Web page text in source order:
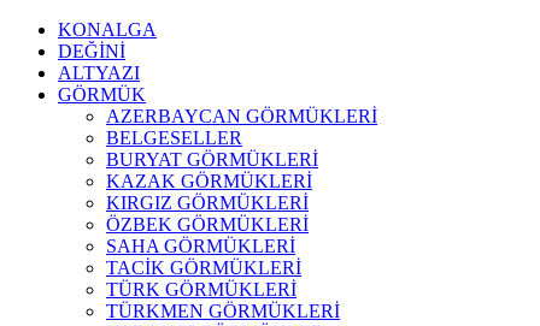
KONALGA
DEĞİNİ
ALTYAZI
GÖRMÜK
AZERBAYCAN GÖRMÜKLERİ
BELGESELLER
BURYAT GÖRMÜKLERİ
KAZAK GÖRMÜKLERİ
KIRGIZ GÖRMÜKLERİ
ÖZBEK GÖRMÜKLERİ
SAHA GÖRMÜKLERİ
TACİK GÖRMÜKLERİ
TÜRK GÖRMÜKLERİ
TÜRKMEN GÖRMÜKLERİ